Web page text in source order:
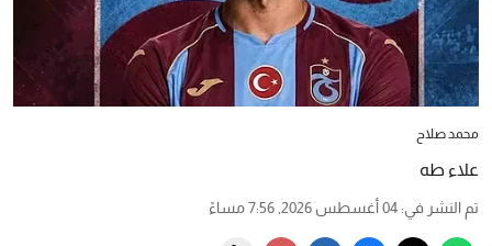
محمد صلاح
علاء طه
تم النشر في: 04 أغسطس 2026, 7:56 مساءً